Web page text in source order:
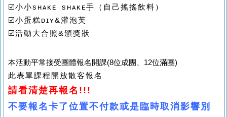
☑小小s ʜᴀᴋᴇ s ʜᴀᴋᴇ手（自己搖搖飲料）
☑小蛋糕ᴅɪʏ&灌泡芙
☑活動大合照&頒獎狀
本活動平常接受團體報名開課(8位成團、12位滿團)
此表單課程開放散客報名
請看清楚再報名!!!
不要報名卡了位置不付款或是臨時取消影響別